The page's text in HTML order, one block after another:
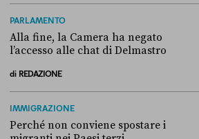
PARLAMENTO
Alla fine, la Camera ha negato
l’accesso alle chat di Delmastro
di REDAZIONE
IMMIGRAZIONE
Perché non conviene spostare i